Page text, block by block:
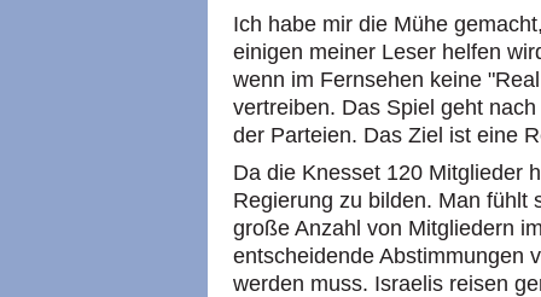
Ich habe mir die Mühe
einigen meiner Leser helfen
wenn im Fernsehen keine
vertreiben. Das Spiel geht
der Parteien. Das Ziel ist eine
Da die Knesset 120 Mitglieder
Regierung zu bilden. Man fühlt
große Anzahl von Mitgliedern
entscheidende Abstimmungen
werden muss. Israelis reisen